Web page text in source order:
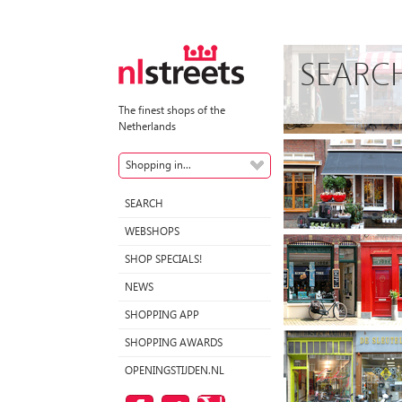
The finest shops of the
Netherlands
Shopping in...
SEARCH
WEBSHOPS
SHOP SPECIALS!
NEWS
SHOPPING APP
SHOPPING AWARDS
OPENINGSTIJDEN.NL